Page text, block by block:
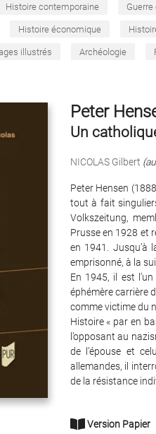
Histoire contemporaine
Histoire économique
illustrés Archéologie
Peter
Un
NICOLAS Gilbert
Peter Hensen
tout à fait
Volkszeitung,
Prusse en 1928 et
en 1941.
emprisonné, à la
En 1945, il est
éphémère carrière
comme victime du
Histoire « par en
l’opposant au
de l’épouse et
allemandes, il
de la résistance
Version Papier